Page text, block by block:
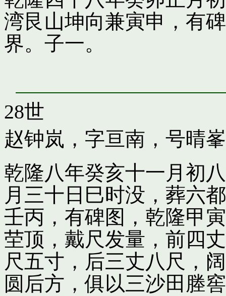
湾艮山坤向兼寅申，有
界。子一。
28世
赵钟岚，字亘南，号晴峯
乾隆八年癸亥十一月初
月三十日巳时没，葬六
壬丙，有碑图，乾隆甲
茔顶，戴尺发量，前四
尺五寸，后三丈八尺，
圆后方，俱以三沙田塍